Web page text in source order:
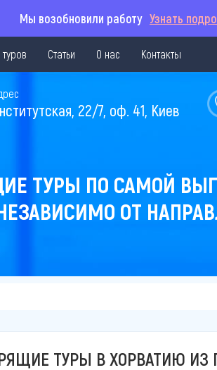
Мы возобновили работу Узнать
Статьи О нас Контакты
22/7, оф. 41, Киев
ТУРЫ ПО САМОЙ
ОТ
ТУРЫ В ХОРВАТИЮ ИЗ